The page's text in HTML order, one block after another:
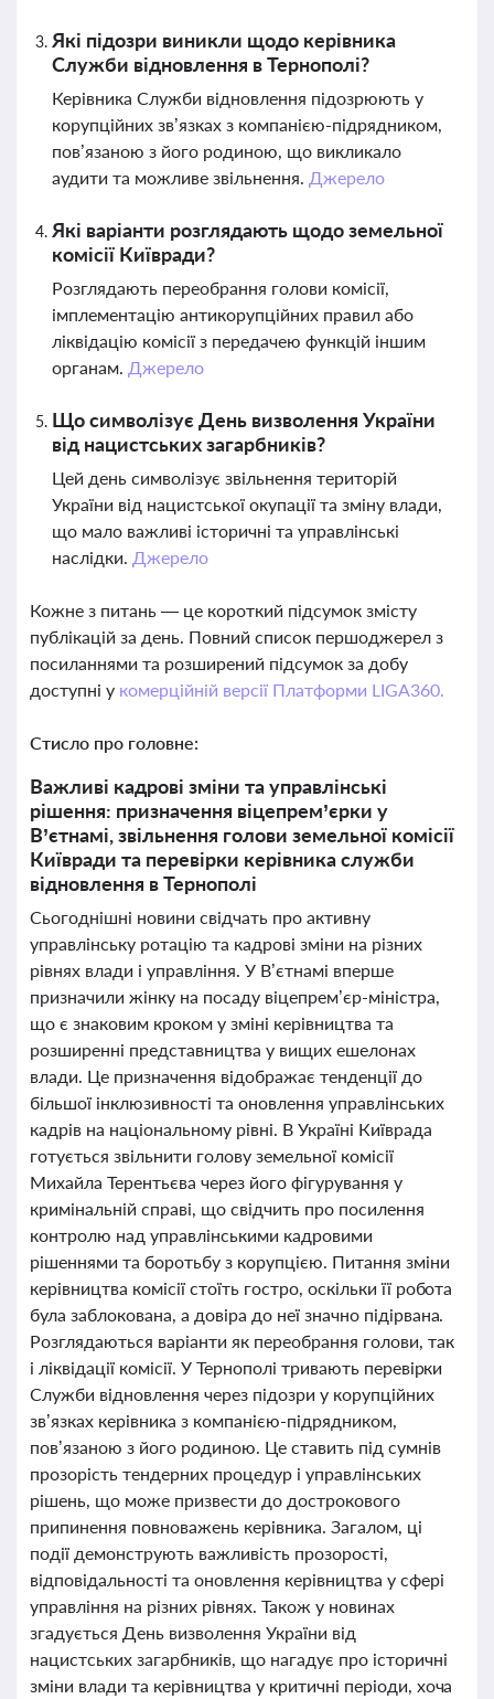
Які підозри виникли щодо керівника
Служби відновлення в Тернополі?
Керівника Служби відновлення підозрюють у
корупційних зв’язках з компанією-підрядником,
пов’язаною з його родиною, що викликало
аудити та можливе звільнення. Джерело
Які варіанти розглядають щодо земельної
комісії Київради?
Розглядають переобрання голови комісії,
імплементацію антикорупційних правил або
ліквідацію комісії з передачею функцій іншим
органам. Джерело
Що символізує День визволення України
від нацистських загарбників?
Цей день символізує звільнення територій
України від нацистської окупації та зміну влади,
що мало важливі історичні та управлінські
наслідки. Джерело
Кожне з питань — це короткий підсумок змісту
публікацій за день. Повний список першоджерел з
посиланнями та розширений підсумок за добу
доступні у комерційній версії Платформи LIGA360.
Стисло про головне:
Важливі кадрові зміни та управлінські
рішення: призначення віцепрем’єрки у
В’єтнамі, звільнення голови земельної комісії
Київради та перевірки керівника служби
відновлення в Тернополі
Сьогоднішні новини свідчать про активну
управлінську ротацію та кадрові зміни на різних
рівнях влади і управління. У В’єтнамі вперше
призначили жінку на посаду віцепрем’єр-міністра,
що є знаковим кроком у зміні керівництва та
розширенні представництва у вищих ешелонах
влади. Це призначення відображає тенденції до
більшої інклюзивності та оновлення управлінських
кадрів на національному рівні. В Україні Київрада
готується звільнити голову земельної комісії
Михайла Терентьєва через його фігурування у
кримінальній справі, що свідчить про посилення
контролю над управлінськими кадровими
рішеннями та боротьбу з корупцією. Питання зміни
керівництва комісії стоїть гостро, оскільки її робота
була заблокована, а довіра до неї значно підірвана.
Розглядаються варіанти як переобрання голови, так
і ліквідації комісії. У Тернополі тривають перевірки
Служби відновлення через підозри у корупційних
зв’язках керівника з компанією-підрядником,
пов’язаною з його родиною. Це ставить під сумнів
прозорість тендерних процедур і управлінських
рішень, що може призвести до дострокового
припинення повноважень керівника. Загалом, ці
події демонструють важливість прозорості,
відповідальності та оновлення керівництва у сфері
управління на різних рівнях. Також у новинах
згадується День визволення України від
нацистських загарбників, що нагадує про історичні
зміни влади та керівництва у критичні періоди, хоча